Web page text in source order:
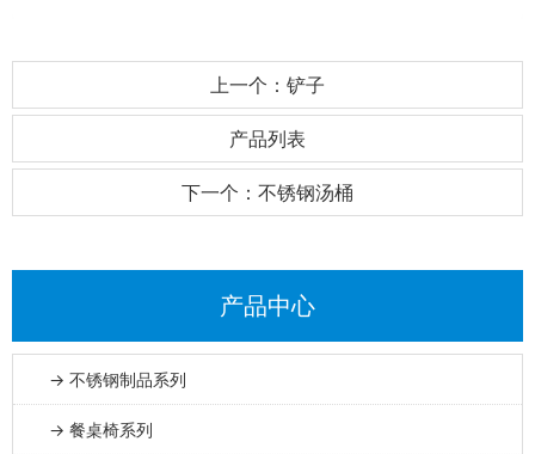
上一个：铲子
产品列表
下一个：不锈钢汤桶
产品中心
→ 不锈钢制品系列
→ 餐桌椅系列